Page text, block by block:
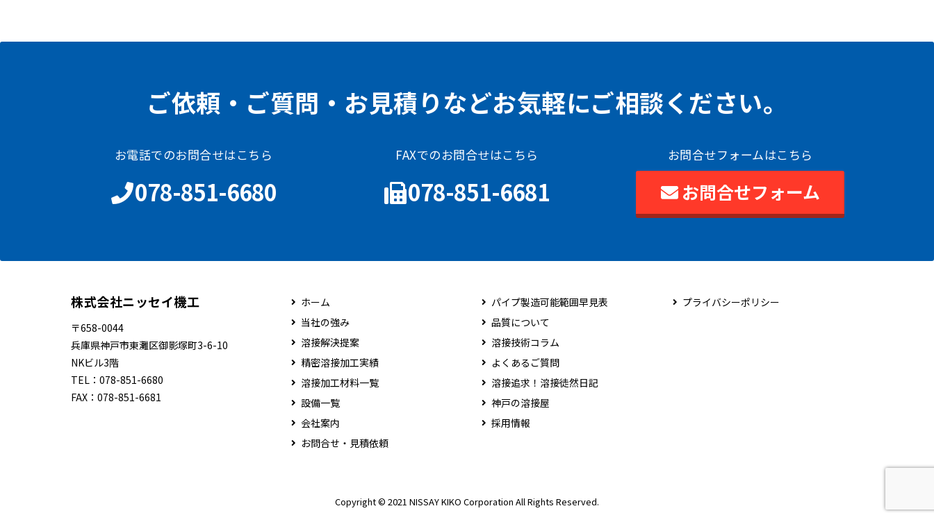
ご依頼・ご質問・お見積りなどお気軽にご相談ください。
お電話でのお問合せはこちら
078-851-6680
FAXでのお問合せはこちら
078-851-6681
お問合せフォームはこちら
お問合せフォーム
株式会社ニッセイ機工
〒658-0044
兵庫県神戸市東灘区御影塚町3-6-10
NKビル3階
TEL： 078-851-6680
FAX： 078-851-6681
ホーム
当社の強み
溶接解決提案
精密溶接加工実績
溶接加工材料一覧
設備一覧
会社案内
お問合せ・見積依頼
パイプ製造可能範囲早見表
品質について
溶接技術コラム
よくあるご質問
溶接追求！溶接徒然日記
神戸の溶接屋
採用情報
プライバシーポリシー
Copyright © 2021 NISSAY KIKO Corporation All Rights Reserved.